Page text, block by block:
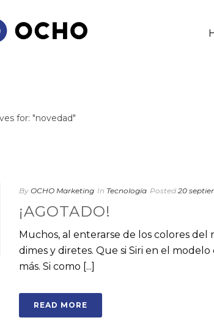
for: "novedad"
By OCHO Marketing In Tecnología Posted 20
¡AGOTADO!
Muchos, al enterarse de los colores
dimes y diretes. Que si Siri en el
más. Si como [...]
READ MORE